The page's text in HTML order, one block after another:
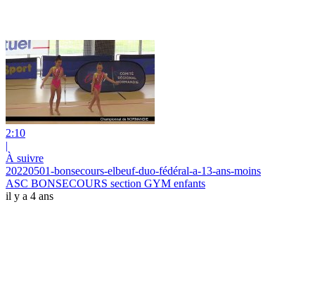
2:10
|
À suivre
20220501-bonsecours-elbeuf-duo-fédéral-a-13-ans-moins
ASC BONSECOURS section GYM enfants
il y a 4 ans